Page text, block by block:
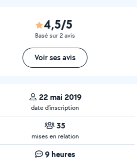
4,5/5
Basé sur 2 avis
Voir ses avis
22 mai 2019
date d’inscription
35
mises en relation
9 heures